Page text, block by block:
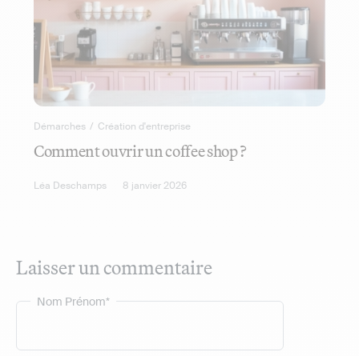
Démarches / Création d'entreprise
Comment ouvrir un coffee shop ?
Léa Deschamps 8 janvier 2026
Laisser un commentaire
Nom Prénom*